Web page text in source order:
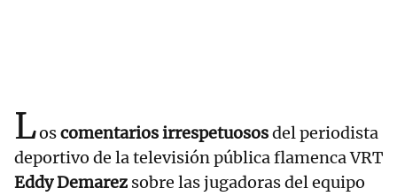
Loscomentarios irrespetuososdel periodista
deportivo de la televisión pública flamenca VRT
Eddy Demarez sobre las jugadoras del equipo